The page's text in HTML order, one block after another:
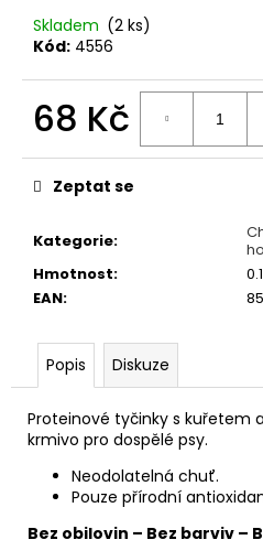
Skladem (2 ks)
Kód: 4556
68 Kč
cena:
Kategorie:
Hmotnost:
EAN:
Zeptat se
Popis Diskuze
Proteinové tyčinky s kuřetem
krmivo pro dospělé psy.
Neodolatelná chuť.
Pouze přírodní
Bez obilovin – Bez barviv –
č
u
j
m
e
GASTRO
KAPSIČKA
KUŘE/RÝŽE
85G
Kč